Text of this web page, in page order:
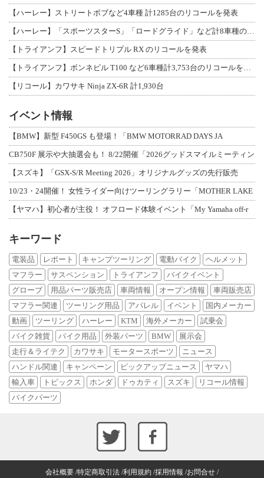
【ハーレー】ストリートボブなど4車種 計1285台のリコールを発表
【トライアンフ】スピードトリプル RX のリコールを発表
【リコール】カワサキ Ninja ZX-6R 計1,930台
イベント情報
【BMW】新型 F450GS も登場！「BMW MOTORRAD DAYS JA
CB750F 展示や大抽選会も！ 8/22開催「2026グッドスマイルミーティン
【スズキ】「GSX-S/R Meeting 2026」オリジナルグッズの先行販売
10/23・24開催！ 女性ライダー向けツーリングラリー「MOTHER LAKE
【ヤマハ】初心者が主役！ オフロード体験イベント「My Yamaha off-r
キーワード
電装品 レポート キャンプツーリング 電動バイク
ヘルメット
マフラー
サスペンション トライアンフ
バイクイベント
グローブ
用品パーツ販売店 車両情報 オープン情報
車両販売店
マフラー関連
ツーリング用品 アパレル イベント
国内メーカー
動画
ツーリング ハーレー KTM 海外メーカー
試乗会
バイク雑貨
バイク用品 外装パーツ BMW
展示会
走行＆ライテク
カワサキ モータースポーツ
ニュース
ハンドル関連
キャンペーン ピックアップニュース
ヤマハ
輸入車
トピックス ホンダ ドゥカティ スズキ
リコール情報
バイクパーツ
会社概要 特定商取引法 利用規約 採用情報 お問合せ